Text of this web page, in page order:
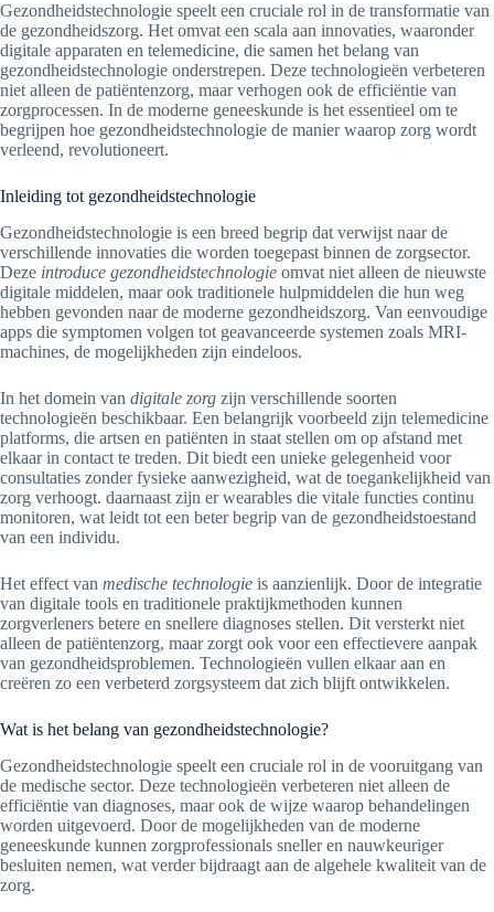
Gezondheidstechnologie speelt een cruciale rol in de transformatie van
de gezondheidszorg. Het omvat een scala aan innovaties, waaronder
digitale apparaten en telemedicine, die samen het belang van
gezondheidstechnologie onderstrepen. Deze technologieën verbeteren
niet alleen de patiëntenzorg, maar verhogen ook de efficiëntie van
zorgprocessen. In de moderne geneeskunde is het essentieel om te
begrijpen hoe gezondheidstechnologie de manier waarop zorg wordt
verleend, revolutioneert.
Inleiding tot gezondheidstechnologie
Gezondheidstechnologie is een breed begrip dat verwijst naar de
verschillende innovaties die worden toegepast binnen de zorgsector.
Deze introduce gezondheidstechnologie omvat niet alleen de nieuwste
digitale middelen, maar ook traditionele hulpmiddelen die hun weg
hebben gevonden naar de moderne gezondheidszorg. Van eenvoudige
apps die symptomen volgen tot geavanceerde systemen zoals MRI-
machines, de mogelijkheden zijn eindeloos.
In het domein van digitale zorg zijn verschillende soorten
technologieën beschikbaar. Een belangrijk voorbeeld zijn telemedicine
platforms, die artsen en patiënten in staat stellen om op afstand met
elkaar in contact te treden. Dit biedt een unieke gelegenheid voor
consultaties zonder fysieke aanwezigheid, wat de toegankelijkheid van
zorg verhoogt. daarnaast zijn er wearables die vitale functies continu
monitoren, wat leidt tot een beter begrip van de gezondheidstoestand
van een individu.
Het effect van medische technologie is aanzienlijk. Door de integratie
van digitale tools en traditionele praktijkmethoden kunnen
zorgverleners betere en snellere diagnoses stellen. Dit versterkt niet
alleen de patiëntenzorg, maar zorgt ook voor een effectievere aanpak
van gezondheidsproblemen. Technologieën vullen elkaar aan en
creëren zo een verbeterd zorgsysteem dat zich blijft ontwikkelen.
Wat is het belang van gezondheidstechnologie?
Gezondheidstechnologie speelt een cruciale rol in de vooruitgang van
de medische sector. Deze technologieën verbeteren niet alleen de
efficiëntie van diagnoses, maar ook de wijze waarop behandelingen
worden uitgevoerd. Door de mogelijkheden van de moderne
geneeskunde kunnen zorgprofessionals sneller en nauwkeuriger
besluiten nemen, wat verder bijdraagt aan de algehele kwaliteit van de
zorg.